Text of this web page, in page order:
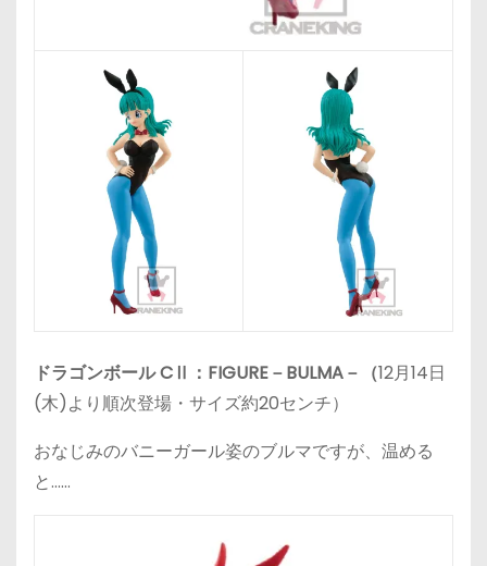
ドラゴンボール CⅡ：FIGURE－BULMA－（12月14日
(木)より順次登場・サイズ約20センチ）
おなじみのバニーガール姿のブルマですが、温める
と……